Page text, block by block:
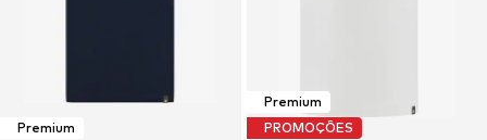
Premium
Premium
PROMOÇÕES